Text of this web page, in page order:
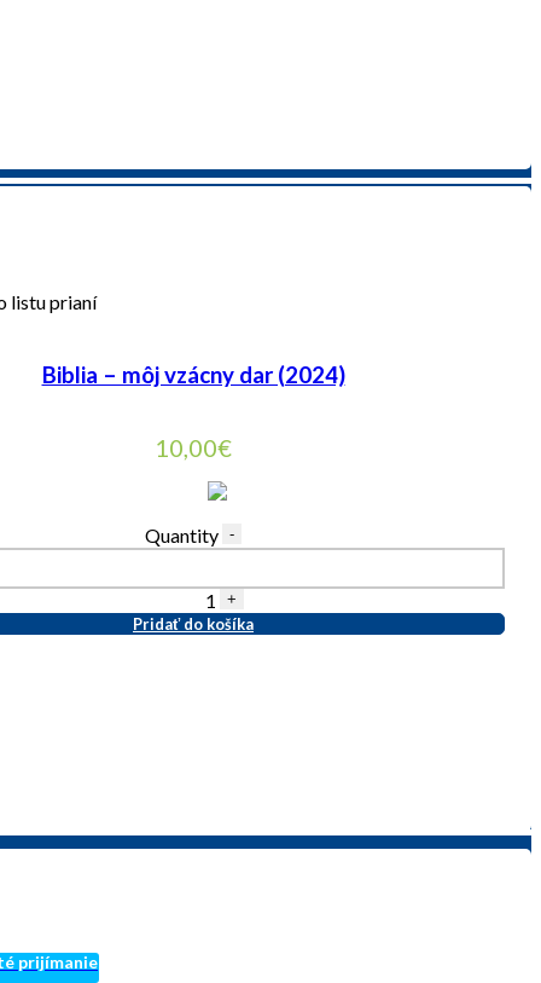
listu prianí
Biblia – môj vzácny dar (2024)
10,00€
Quantity -
1 +
Pridať do košíka
prijímanie